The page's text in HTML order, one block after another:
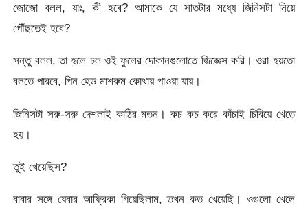
জোজো বলল, যাঃ, কী হবে? আমাকে যে সাতটার মধ্যে জিনিসটা নিয়ে
পৌঁছতেই হবে?
সন্তু বলল, তা হলে চল ওই ফুলের দোকানগুলোতে জিজ্ঞেস করি। ওরা হয়তো
বলতে পারবে, পিন হেড মাশরুম কোথায় পাওয়া যায়।
জিনিসটা সরু-সরু দেশলাই কাঠির মতন। কচ কচ করে কাঁচাই চিবিয়ে খেতে
হয়।
তুই খেয়েছিস?
বাবার সঙ্গে যেবার আফ্রিকা গিয়েছিলাম, তখন কত খেয়েছি। ওগুলো খেলে